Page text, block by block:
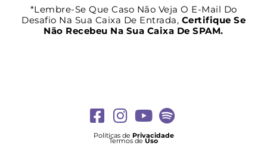
*Lembre-Se Que Caso Não Veja O E-Mail Do
Desafio Na Sua Caixa De Entrada, Certifique Se
Não Recebeu Na Sua Caixa De SPAM.
Políticas de Privacidade
Termos de Uso